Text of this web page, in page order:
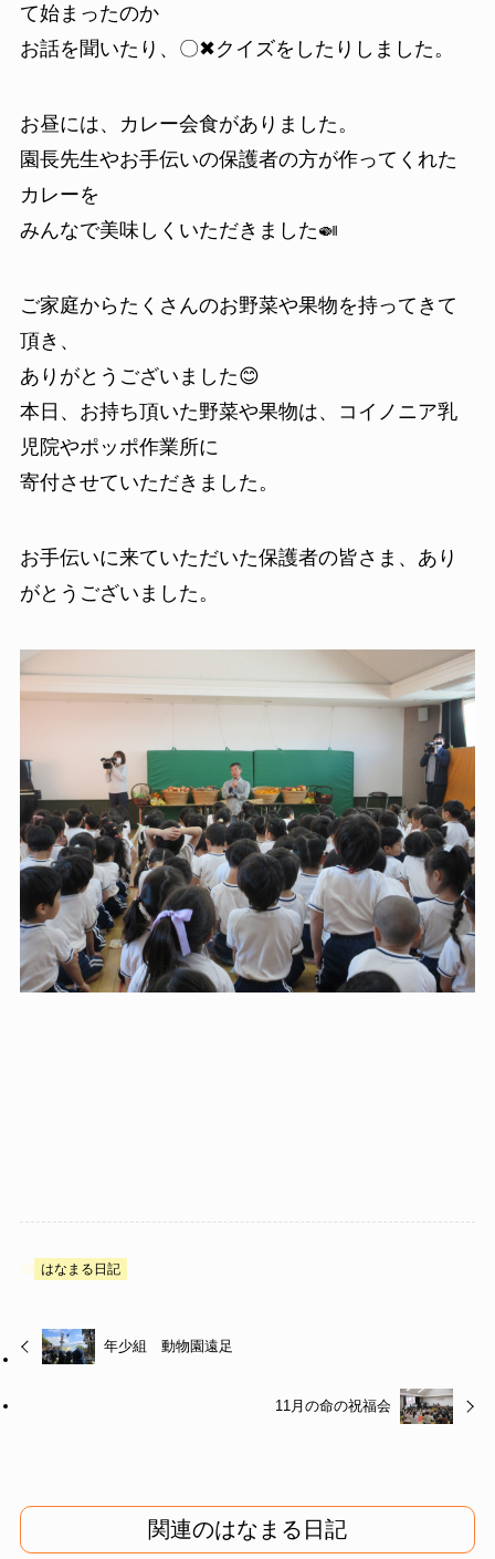
て始まったのか
お話を聞いたり、〇✖クイズをしたりしました。
お昼には、カレー会食がありました。
園長先生やお手伝いの保護者の方が作ってくれた
カレーを
みんなで美味しくいただきました🍛
ご家庭からたくさんのお野菜や果物を持ってきて
頂き、
ありがとうございました😊
本日、お持ち頂いた野菜や果物は、コイノニア乳
児院やポッポ作業所に
寄付させていただきました。
お手伝いに来ていただいた保護者の皆さま、あり
がとうございました。
はなまる日記
年少組 動物園遠足
11月の命の祝福会
関連のはなまる日記